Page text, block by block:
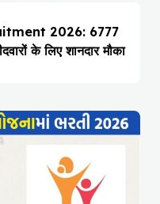
2026: 6777
के लिए शानदार मौका